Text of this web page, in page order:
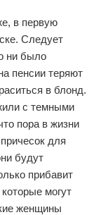
в первую
Следует
ни было
пенсии теряют
в блонд.
с темными
пора в жизни
для
будут
прибавит
могут
женщины